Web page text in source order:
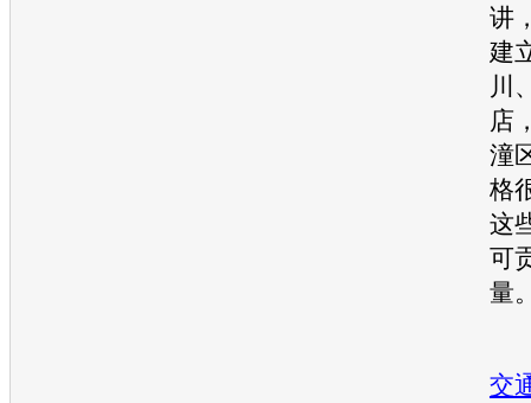
讲
建
川
店
潼
格
这
可
量
交